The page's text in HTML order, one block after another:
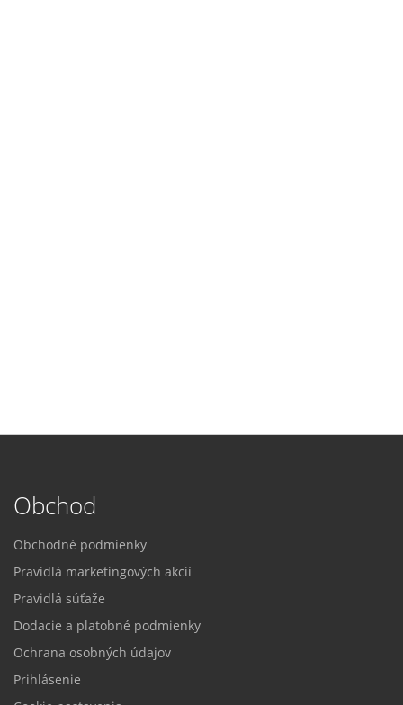
Obchod
Obchodné podmienky
Pravidlá marketingových akcií
Pravidlá súťaže
Dodacie a platobné podmienky
Ochrana osobných údajov
Prihlásenie